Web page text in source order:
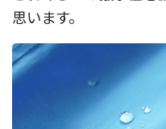
思います。